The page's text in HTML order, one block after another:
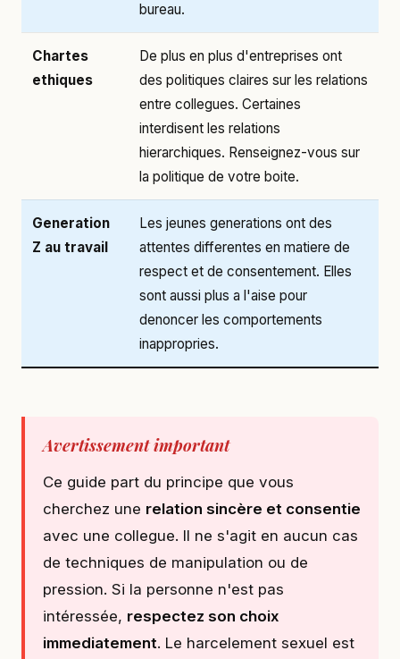
bureau.
Chartes
ethiques
De plus en plus d'entreprises ont
des politiques claires sur les relations
entre collegues. Certaines
interdisent les relations
hierarchiques. Renseignez-vous sur
la politique de votre boite.
Generation
Z au travail
Les jeunes generations ont des
attentes differentes en matiere de
respect et de consentement. Elles
sont aussi plus a l'aise pour
denoncer les comportements
inappropries.
Avertissement important
Ce guide part du principe que vous
cherchez une relation sincère et consentie
avec une collegue. Il ne s'agit en aucun cas
de techniques de manipulation ou de
pression. Si la personne n'est pas
intéressée, respectez son choix
immediatement. Le harcelement sexuel est